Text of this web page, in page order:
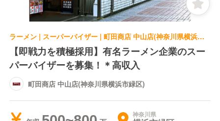
ラーメン | スーパーバイザー | 町田商店 中山店(神奈川県横浜市緑区)
【即戦力を積極採用】有名ラーメン企業のスー
パーバイザーを募集！＊高収入
町田商店 中山店(神奈川県横浜市緑区)
神奈川県